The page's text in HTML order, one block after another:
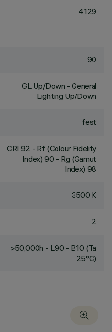
4129
90
GL Up/Down - General
Lighting Up/Down
fest
CRI 92 - Rf (Colour Fidelity
Index) 90 - Rg (Gamut
Index) 98
3500 K
2
>50,000h - L90 - B10 (Ta
25°C)